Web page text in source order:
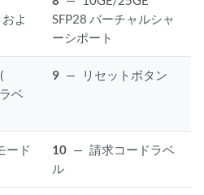
およ
SFP28 バーチャルシャ
ーシポート
ベ
9 — リセットボタン
ード
10 — 請求コードラベ
ル